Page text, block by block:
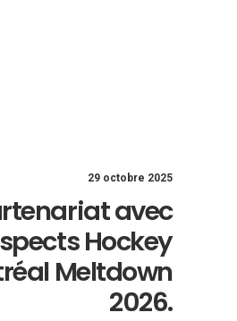
29 octobre 2025
avec
Hockey
Meltdown
2026.